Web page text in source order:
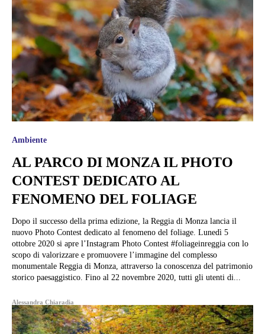
Ambiente
AL PARCO DI MONZA IL PHOTO
CONTEST DEDICATO AL
FENOMENO DEL FOLIAGE
Dopo il successo della prima edizione, la Reggia di Monza lancia il
nuovo Photo Contest dedicato al fenomeno del foliage. Lunedì 5
ottobre 2020 si apre l’Instagram Photo Contest #foliageinreggia con lo
scopo di valorizzare e promuovere l’immagine del complesso
monumentale Reggia di Monza, attraverso la conoscenza del patrimonio
storico paesaggistico. Fino al 22 novembre 2020, tutti gli utenti di...
Alessandra Chiaradia